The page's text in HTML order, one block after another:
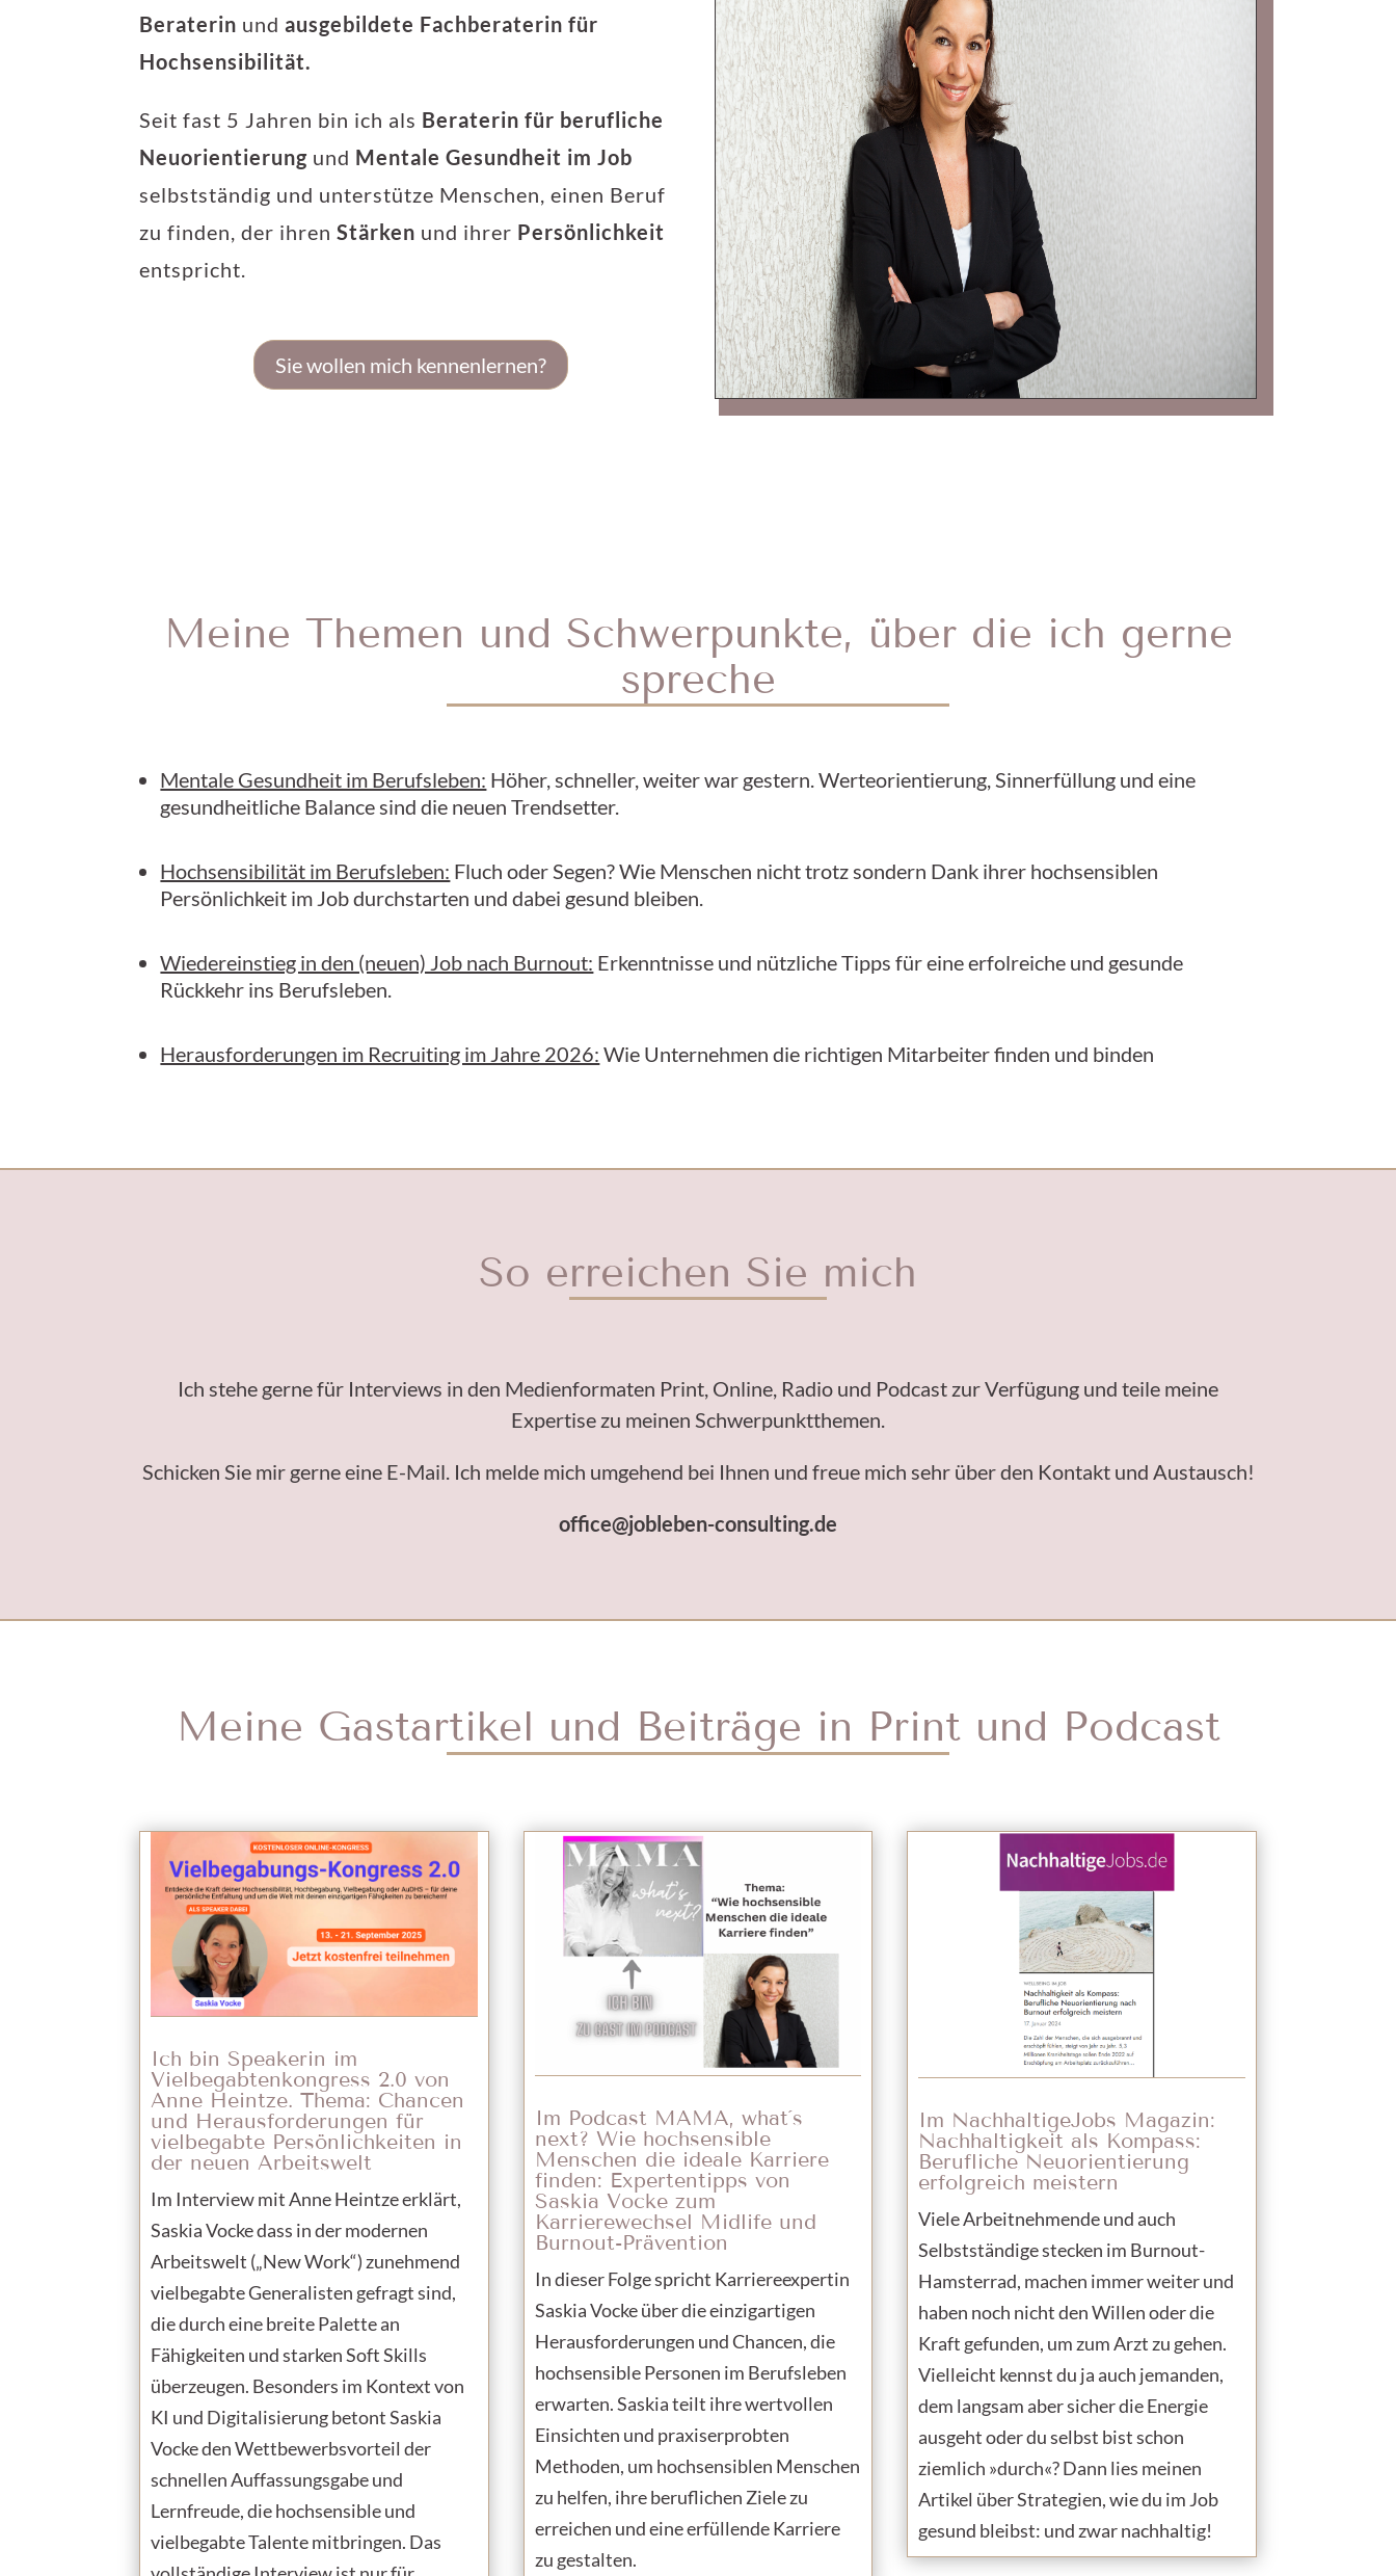
Beraterin undausgebildete Fachberaterin für
Hochsensibilität.
Seit fast 5 Jahren bin ich als Beraterin für berufliche
Neuorientierung und Mentale Gesundheit im Job
selbstständig und unterstütze Menschen, einen Beruf
zu finden, der ihrenStärken und ihrer Persönlichkeit
entspricht.
Sie wollen mich kennenlernen?
Meine Themen und Schwerpunkte, über die ich gerne
spreche
Mentale Gesundheit im Berufsleben: Höher, schneller, weiter war gestern. Werteorientierung, Sinnerfüllung und eine
gesundheitliche Balance sind die neuen Trendsetter.
Hochsensibilität im Berufsleben: Fluch oder Segen? Wie Menschen nicht trotz sondern Dank ihrer hochsensiblen
Persönlichkeit im Job durchstarten und dabei gesund bleiben.
Wiedereinstieg in den (neuen) Job nach Burnout: Erkenntnisse und nützliche Tipps für eine erfolreiche und gesunde
Rückkehr ins Berufsleben.
Herausforderungen im Recruiting im Jahre 2026: Wie Unternehmen die richtigen Mitarbeiter finden und binden
So erreichen Sie mich
Ich stehe gerne für Interviews in den Medienformaten Print, Online, Radio und Podcast zur Verfügung und teile meine
Expertise zu meinen Schwerpunktthemen.
Schicken Sie mir gerne eine E-Mail. Ich melde mich umgehend bei Ihnen und freue mich sehr über den Kontakt und Austausch!
office@jobleben-consulting.de
Meine Gastartikel und Beiträge in Print und Podcast
Ich bin Speakerin im
Vielbegabtenkongress 2.0 von
Anne Heintze. Thema: Chancen
und Herausforderungen für
vielbegabte Persönlichkeiten in
der neuen Arbeitswelt
Im Interview mit Anne Heintze erklärt,
Saskia Vocke dass in der modernen
Arbeitswelt („New Work“) zunehmend
vielbegabte Generalisten gefragt sind,
die durch eine breite Palette an
Fähigkeiten und starken Soft Skills
überzeugen. Besonders im Kontext von
KI und Digitalisierung betont Saskia
Vocke den Wettbewerbsvorteil der
schnellen Auffassungsgabe und
Lernfreude, die hochsensible und
vielbegabte Talente mitbringen. Das
Im Podcast MAMA, what´s
next? Wie hochsensible
Menschen die ideale Karriere
finden: Expertentipps von
Saskia Vocke zum
Karrierewechsel Midlife und
Burnout-Prävention
In dieser Folge spricht Karriereexpertin
Saskia Vocke über die einzigartigen
Herausforderungen und Chancen, die
hochsensible Personen im Berufsleben
erwarten. Saskia teilt ihre wertvollen
Einsichten und praxiserprobten
Methoden, um hochsensiblen Menschen
zu helfen, ihre beruflichen Ziele zu
erreichen und eine erfüllende Karriere
zu gestalten.
Im NachhaltigeJobs Magazin:
Nachhaltigkeit als Kompass:
Berufliche Neuorientierung
erfolgreich meistern
Viele Arbeitnehmende und auch
Selbstständige stecken im Burnout-
Hamsterrad, machen immer weiter und
haben noch nicht den Willen oder die
Kraft gefunden, um zum Arzt zu gehen.
Vielleicht kennst du ja auch jemanden,
dem langsam aber sicher die Energie
ausgeht oder du selbst bist schon
ziemlich »durch«? Dann lies meinen
Artikel über Strategien, wie du im Job
gesund bleibst: und zwar nachhaltig!